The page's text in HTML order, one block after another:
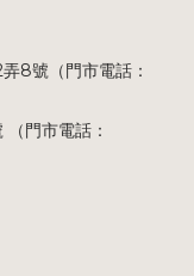
8號（門市電話：
門市電話：